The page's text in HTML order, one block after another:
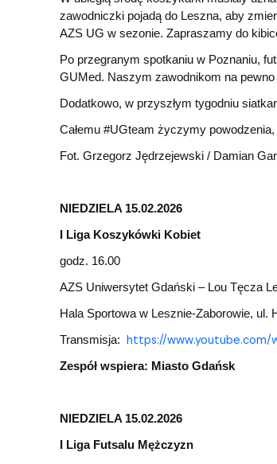
zawodniczki pojadą do Leszna, aby
AZS UG w sezonie. Zapraszamy do
Po przegranym spotkaniu w Poznaniu,
GUMed. Naszym zawodnikom na
Dodatkowo, w przyszłym tygodniu
Całemu #UGteam życzymy
Fot. Grzegorz Jędrzejewski / Damian
NIEDZIELA 15.02.2026
I Liga Koszykówki Kobiet
godz. 16.00
AZS Uniwersytet Gdański – Lou Tęcza
Hala Sportowa w Lesznie-Zaborowie, ul.
Transmisja: https://www.youtube.com/
Zespół wspiera: Miasto Gdańsk
NIEDZIELA 15.02.2026
I Liga Futsalu Mężczyzn